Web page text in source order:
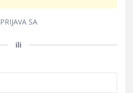
PRIJAVA SA
ili